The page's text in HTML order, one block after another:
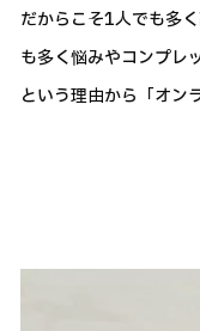
だからこそ1人でも多
も多く悩みやコンプレ
という理由から「オン